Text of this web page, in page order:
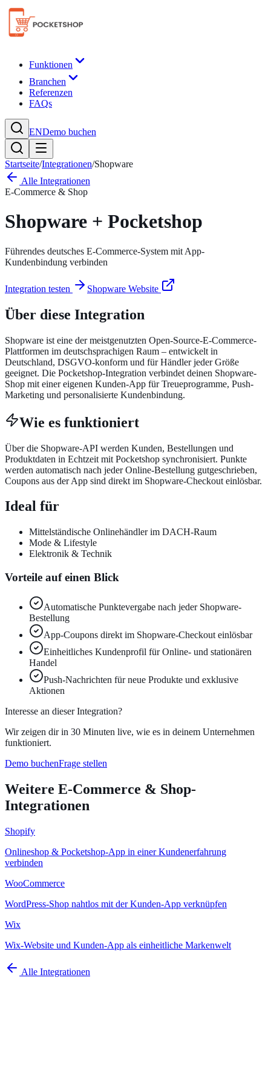
Funktionen
Branchen
Referenzen
FAQs
ENDemo buchen
Startseite/Integrationen/Shopware
Alle Integrationen
E-Commerce & Shop
Shopware + Pocketshop
Führendes deutsches E-Commerce-System mit App-
Kundenbindung verbinden
Integration testen Shopware Website
Über diese Integration
Shopware ist eine der meistgenutzten Open-Source-E-Commerce-
Plattformen im deutschsprachigen Raum – entwickelt in
Deutschland, DSGVO-konform und für Händler jeder Größe
geeignet. Die Pocketshop-Integration verbindet deinen Shopware-
Shop mit einer eigenen Kunden-App für Treueprogramme, Push-
Marketing und personalisierte Kundenbindung.
Wie es funktioniert
Über die Shopware-API werden Kunden, Bestellungen und
Produktdaten in Echtzeit mit Pocketshop synchronisiert. Punkte
werden automatisch nach jeder Online-Bestellung gutgeschrieben,
Coupons aus der App sind direkt im Shopware-Checkout einlösbar.
Ideal für
Mittelständische Onlinehändler im DACH-Raum
Mode & Lifestyle
Elektronik & Technik
Vorteile auf einen Blick
Automatische Punktevergabe nach jeder Shopware-
Bestellung
App-Coupons direkt im Shopware-Checkout einlösbar
Einheitliches Kundenprofil für Online- und stationären
Handel
Push-Nachrichten für neue Produkte und exklusive
Aktionen
Interesse an dieser Integration?
Wir zeigen dir in 30 Minuten live, wie es in deinem Unternehmen
funktioniert.
Demo buchenFrage stellen
Weitere E-Commerce & Shop-
Integrationen
Shopify
Onlineshop & Pocketshop-App in einer Kundenerfahrung
verbinden
WooCommerce
WordPress-Shop nahtlos mit der Kunden-App verknüpfen
Wix
Wix-Website und Kunden-App als einheitliche Markenwelt
Alle Integrationen